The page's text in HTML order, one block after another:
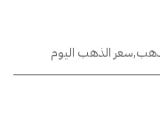
,سعر الذهب اليوم